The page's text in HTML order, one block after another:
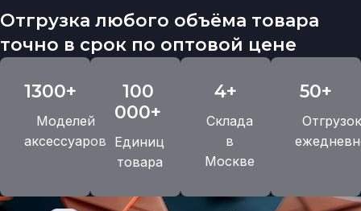
Отгрузка любого объёма товара
точно в срок по оптовой цене
1300+
Моделей
аксессуаров
100
000+
Единиц
товара
4+
Склада
в
Москве
50+
Отгрузок